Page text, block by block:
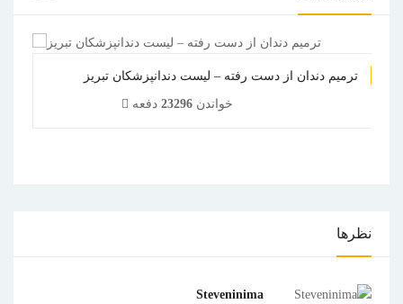
ترمیم دندان از دست رفته – لیست دندانپزشکان تبریز
خواندن 23296 دفعه
نظرها
Steveninima